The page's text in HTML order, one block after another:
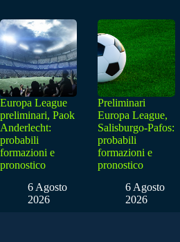
Europa League
preliminari, Paok
Anderlecht:
probabili
formazioni e
pronostico
6 Agosto
2026
Preliminari
Europa League,
Salisburgo-Pafos:
probabili
formazioni e
pronostico
6 Agosto
2026